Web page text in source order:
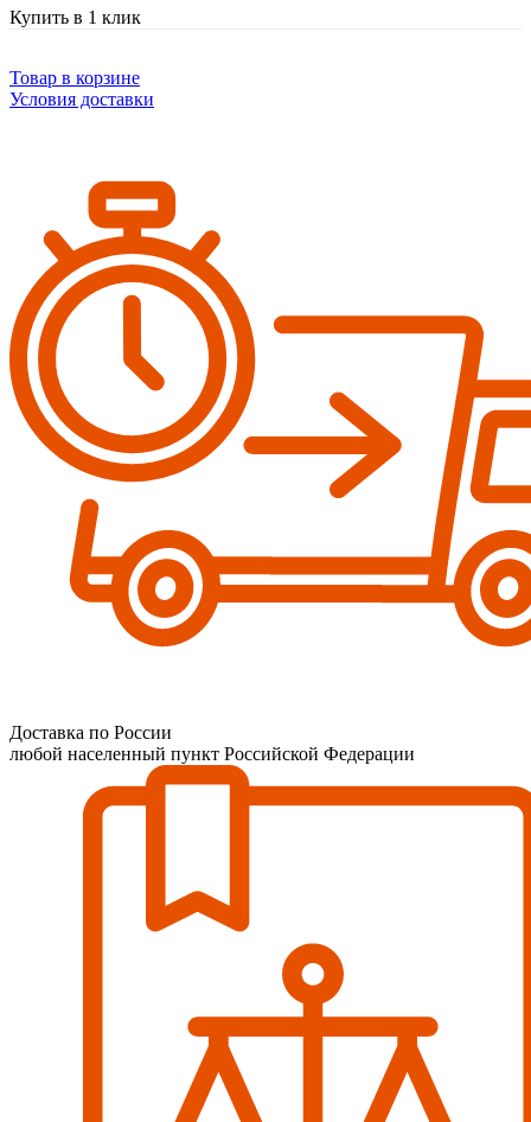
Купить в 1 клик
Товар в корзине
Условия доставки
Доставка по России
любой населенный пункт Российской Федерации